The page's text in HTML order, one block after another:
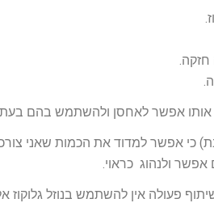
אפשר לאחסן ולהשתמש בהם בעת
כי אפשר למדוד את הכמות שאני
ולנהוג כראוי.
פעולה אין להשתמש בנוזל